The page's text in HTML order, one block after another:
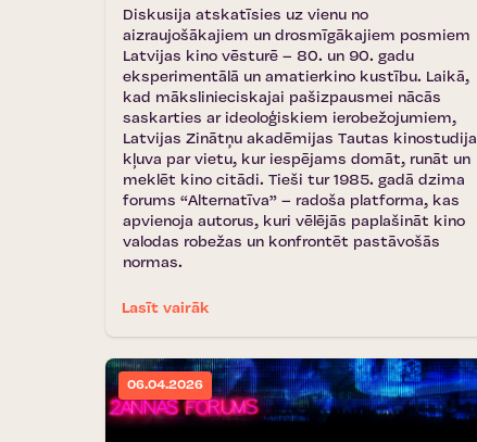
Diskusija atskatīsies uz vienu no
aizraujošākajiem un drosmīgākajiem posmiem
Latvijas kino vēsturē – 80. un 90. gadu
eksperimentālā un amatierkino kustību. Laikā,
kad mākslinieciskajai pašizpausmei nācās
saskarties ar ideoloģiskiem ierobežojumiem,
Latvijas Zinātņu akadēmijas Tautas kinostudija
kļuva par vietu, kur iespējams domāt, runāt un
meklēt kino citādi. Tieši tur 1985. gadā dzima
forums “Alternatīva” – radoša platforma, kas
apvienoja autorus, kuri vēlējās paplašināt kino
valodas robežas un konfrontēt pastāvošās
normas.
Lasīt vairāk
06.04.2026